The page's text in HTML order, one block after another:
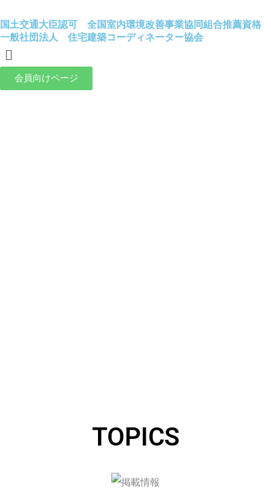
国土交通大臣認可 全国室内環境改善事業協同組合推薦資格
一般社団法人 住宅建築コーディネーター協会
メ
ニ
ー
会員向けページ
TOPICS